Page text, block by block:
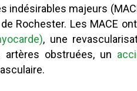
indésirables majeurs
de Rochester. Les MACE
, une
artères obstruées, un